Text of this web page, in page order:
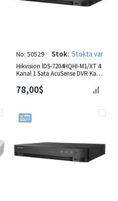
No: 50529 Stok: Stokta var
Hikvision İDS-7204HQHI-M1/XT 4
Kanal 1 Sata AcuSense DVR Kayıt
78,00$